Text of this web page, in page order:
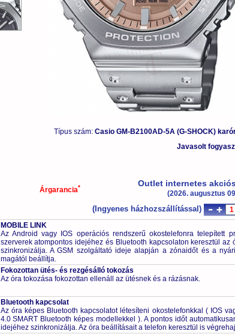
Típus szám: Casio GM-B2100AD-5A (G-SHOCK)
Javasolt
Árgarancia* Outlet internetes
(2026. augusztus
(Ingyenes házhozszállítással)
MOBILE LINK
Az Android vagy IOS operációs rendszerű okostelefonra telepített
szerverek atompontos idejéhez és Bluetooth kapcsolaton keresztül az
szinkronizálja. A GSM szolgáltató ideje alapján a zónaidőt és a
magától beállítja.
Fokozottan ütés- és rezgésálló tokozás
Az óra tokozása fokozottan ellenáll az ütésnek és a rázásnak.
Bluetooth kapcsolat
Az óra képes Bluetooth kapcsolatot létesíteni okostelefonkkal ( IOS
4.0 SMART Bluetooth képes modellekkel ). A pontos időt
idejéhez szinkronizálja. Az óra beállításait a telefon keresztül is